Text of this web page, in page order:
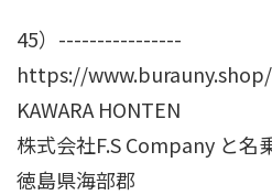
45）----------------
https://www.burauny.shop/
KAWARA HONTEN
株式会社F.S Company と名
徳島県海部郡